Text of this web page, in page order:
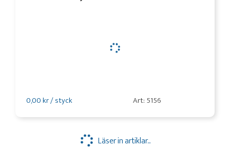
0,00 kr / styck Art: 5156
Läser in artiklar...